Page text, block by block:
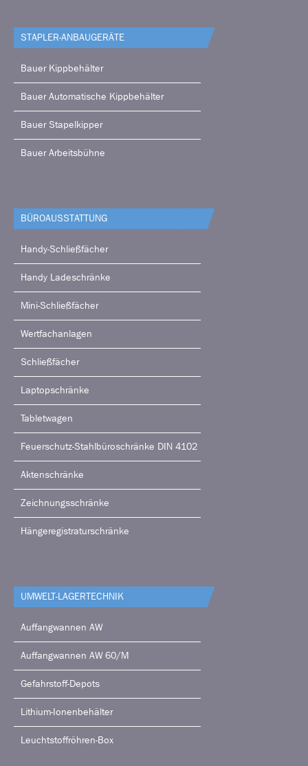
STAPLER-ANBAUGERÄTE
Bauer Kippbehälter
Bauer Automatische Kippbehälter
Bauer Stapelkipper
Bauer Arbeitsbühne
BÜRO­AUSSTATTUNG
Handy-Schließfächer
Handy Ladeschränke
Mini-Schließfächer
Wertfachanlagen
Schließfächer
Laptopschränke
Tabletwagen
Feuerschutz-Stahlbüroschränke DIN 4102
Aktenschränke
Zeichnungsschränke
Hängeregistraturschränke
UMWELT-LAGERTECHNIK
Auffangwannen AW
Auffangwannen AW 60/M
Gefahrstoff-Depots
Lithium-Ionenbehälter
Leuchtstoffröhren-Box